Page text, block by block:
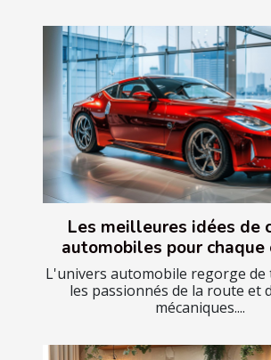
Les meilleures idées de
automobiles pour chaque
L'univers automobile regorge
les passionnés de la route et
mécaniques....